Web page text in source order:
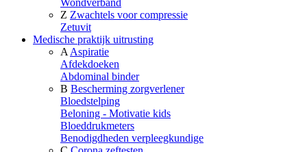
Wondverband
Z Zwachtels voor compressie
Zetuvit
Medische praktijk uitrusting
A Aspiratie
Afdekdoeken
Abdominal binder
B Bescherming zorgverlener
Bloedstelping
Beloning - Motivatie kids
Bloeddrukmeters
Benodigdheden verpleegkundige